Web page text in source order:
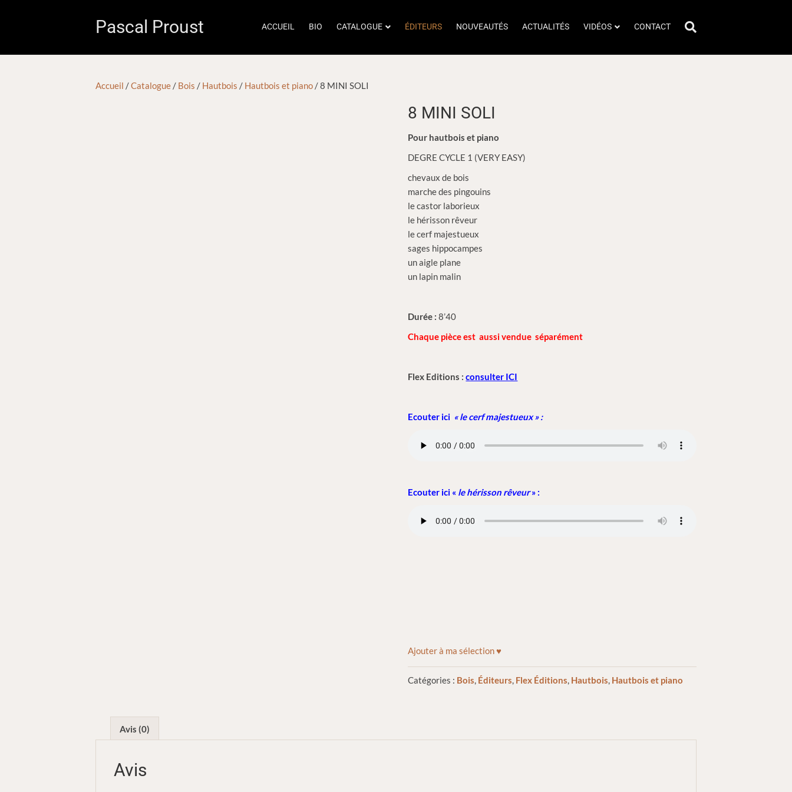
Pascal Proust ACCUEIL BIO CATALOGUE ÉDITEURS NOUVEAUTÉS ACTUALITÉS VIDÉOS CONTACT
Accueil /Catalogue / Bois / Hautbois / Hautbois et piano / 8 MINI SOLI
8 MINI SOLI
Pour hautbois et piano
DEGRE CYCLE 1 (VERY EASY)
chevaux de bois
marche des pingouins
le castor laborieux
le hérisson rêveur
le cerf majestueux
sages hippocampes
un aigle plane
un lapin malin
Durée : 8’40
Chaque pièce est aussi vendue séparément
Flex Editions :consulter ICI
Ecouter ici « le cerf majestueux » :
Ecouter ici « le hérisson rêveur» :
Ajouter à ma sélection ♥
Catégories : Bois, Éditeurs, Flex Éditions, Hautbois, Hautbois et piano
Avis (0)
Avis